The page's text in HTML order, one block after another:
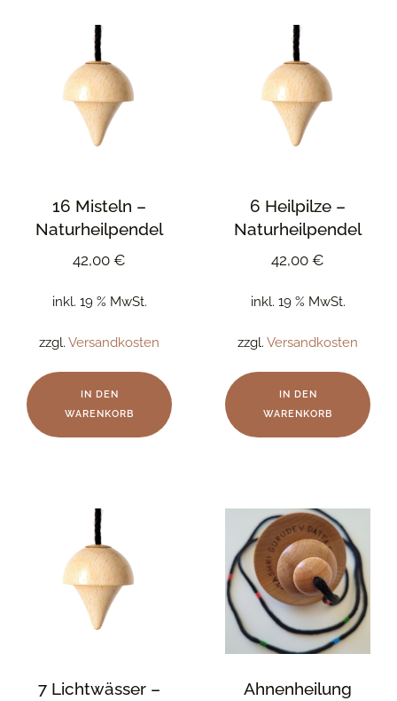
16 Misteln –
Naturheilpendel
42,00 €
inkl. 19 % MwSt.
zzgl. Versandkosten
IN DEN
WARENKORB
6 Heilpilze –
Naturheilpendel
42,00 €
inkl. 19 % MwSt.
zzgl. Versandkosten
IN DEN
WARENKORB
7 Lichtwässer –
Ahnenheilung